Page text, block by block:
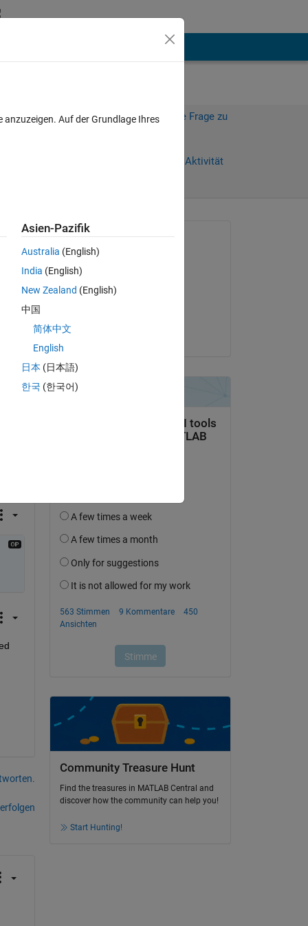
Melden Sie sich an, um diese Frage zu
Anmelden, um Aktivität
tinkyminky93
am 29 Mär. 2022
am 29 Mär. 2022
Community Treasure Hunt
Find the treasures in MATLAB Central and
discover how the community can help you!
Start Hunting!
Auf der Grundlage Ihres
Asien-Pazifik
Australia (English)
India (English)
New Zealand (English)
中国
简体中文
English
日本 (日本語)
한국 (한국어)